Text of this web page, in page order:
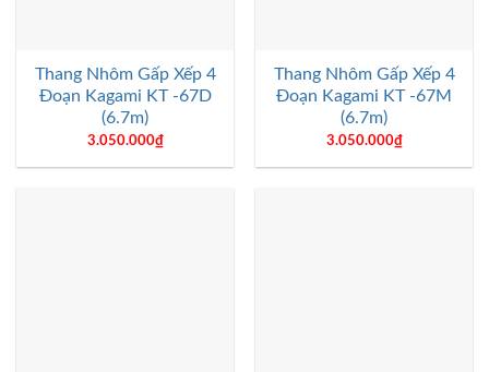
Thang Nhôm Gấp Xếp 4
Đoạn Kagami KT -67D
(6.7m)
3.050.000₫
Thang Nhôm Gấp Xếp 4
Đoạn Kagami KT -67M
(6.7m)
3.050.000₫